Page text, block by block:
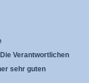
Verantwortlichen
sehr guten